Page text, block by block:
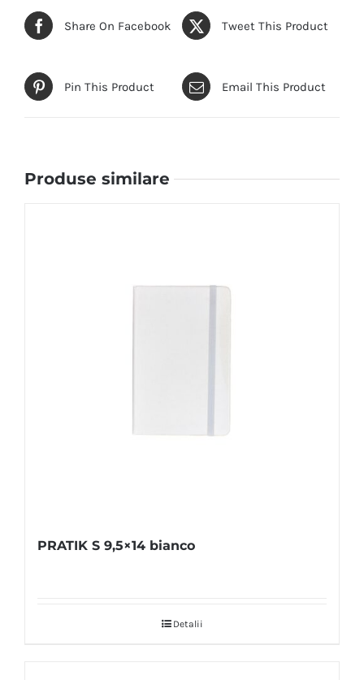
Share On Facebook Tweet This Product
Pin This Product Email This Product
Produse similare
PRATIK S 9,5×14 bianco
Detalii